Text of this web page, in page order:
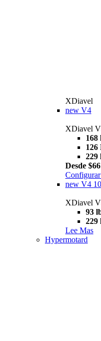
XDiavel
new V4
XDiavel
168
126
229
Desde
Configurar
new V4
XDiavel
93
229
Lee Mas
Hypermotard